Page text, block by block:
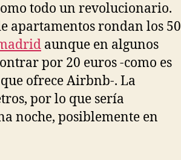
todo un revolucionario.
apartamentos rondan los 50
aunque en algunos
por 20 euros -como es
ofrece Airbnb-. La
por lo que sería
noche, posiblemente en